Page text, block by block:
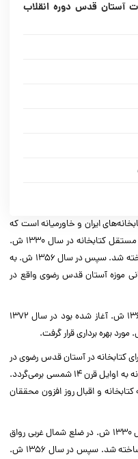
آستان قدس دوره انقلاب
ایران و خاورمیانه است که
در شهر مشهد قرار دارد. نخستین بنای جامع و مستقل کتابخانه در سال ۱۳۳۰ ش.
در ضلع شمال غربی رواق امام خمینی کنونی ساخته شد. سپس در سال ۱۳۵۶ ش. به
موزه آستان قدس رضوی واقع در
ساخت بنای ساختمان کنونی نیز که از سال ۱۳۶۰ ش. آغاز شده بود در سال ۱۳۷۲
برای کتابخانه در آستان قدس رضوی در
نظر گرفته شد، اما توجه جدی به جایگاه کتابخانه به اوایل قرن ۱۴ شمسی برمی‌گردد.
و اقبال روز افزون محققان
نخستین بنای جامع و مستقل کتابخانه در سال ۱۳۳۰ ش. در ضلع شمال غربی رواق
امام خمینی کنونی (صحن امام خمینی سابق) ساخته شد. سپس در سال ۱۳۵۶ ش.